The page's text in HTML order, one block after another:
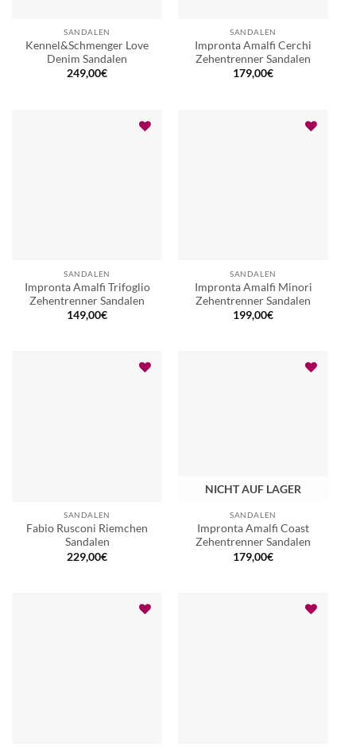
SANDALEN
Kennel&Schmenger Love
Denim Sandalen
249,00€
SANDALEN
Impronta Amalfi Cerchi
Zehentrenner Sandalen
179,00€
SANDALEN
Impronta Amalfi Trifoglio
Zehentrenner Sandalen
149,00€
SANDALEN
Impronta Amalfi Minori
Zehentrenner Sandalen
199,00€
SANDALEN
Fabio Rusconi Riemchen
Sandalen
229,00€
NICHT AUF LAGER
SANDALEN
Impronta Amalfi Coast
Zehentrenner Sandalen
179,00€